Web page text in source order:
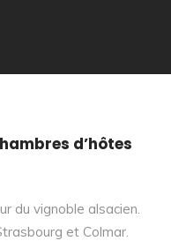
d’hôtes
du vignoble alsacien.
et Colmar.